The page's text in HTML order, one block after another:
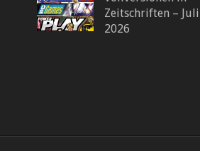
Zeitschriften – Juli
2026